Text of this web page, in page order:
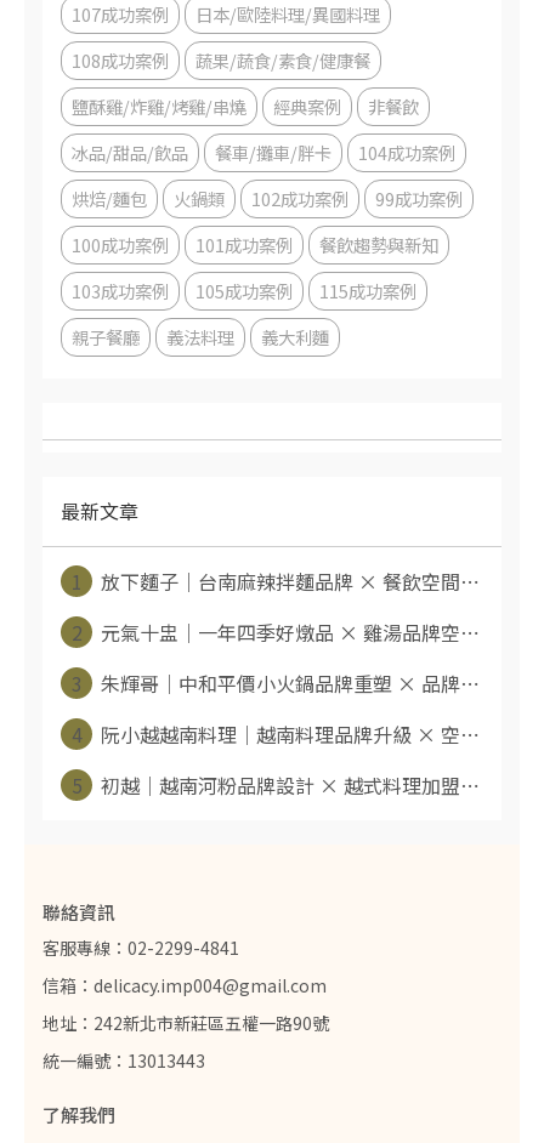
107成功案例
日本/歐陸料理/異國料理
108成功案例
蔬果/蔬食/素食/健康餐
鹽酥雞/炸雞/烤雞/串燒
經典案例
非餐飲
冰品/甜品/飲品
餐車/攤車/胖卡
104成功案例
烘焙/麵包
火鍋類 102成功案例
99成功案例
100成功案例
101成功案例
餐飲趨勢與新知
103成功案例
105成功案例
115成功案例
親子餐廳
義法料理 義大利麵
最新文章
1
放下麵子｜台南麻辣拌麵品牌 × 餐飲空間⋯
2
元氣十盅｜一年四季好燉品 × 雞湯品牌空⋯
3
朱輝哥｜中和平價小火鍋品牌重塑 × 品牌⋯
4
阮小越越南料理｜越南料理品牌升級 × 空⋯
5
初越｜越南河粉品牌設計 × 越式料理加盟⋯
聯絡資訊
客服專線：02-2299-4841
信箱：delicacy.imp004@gmail.com
地址：242新北市新莊區五權一路90號
統一編號：13013443
了解我們